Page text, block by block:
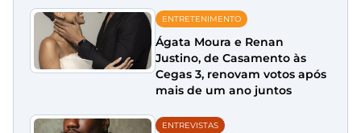
ENTRETENIMENTO
Ágata Moura e Renan
Justino, de Casamento às
Cegas 3, renovam votos após
mais de um ano juntos
ENTREVISTAS